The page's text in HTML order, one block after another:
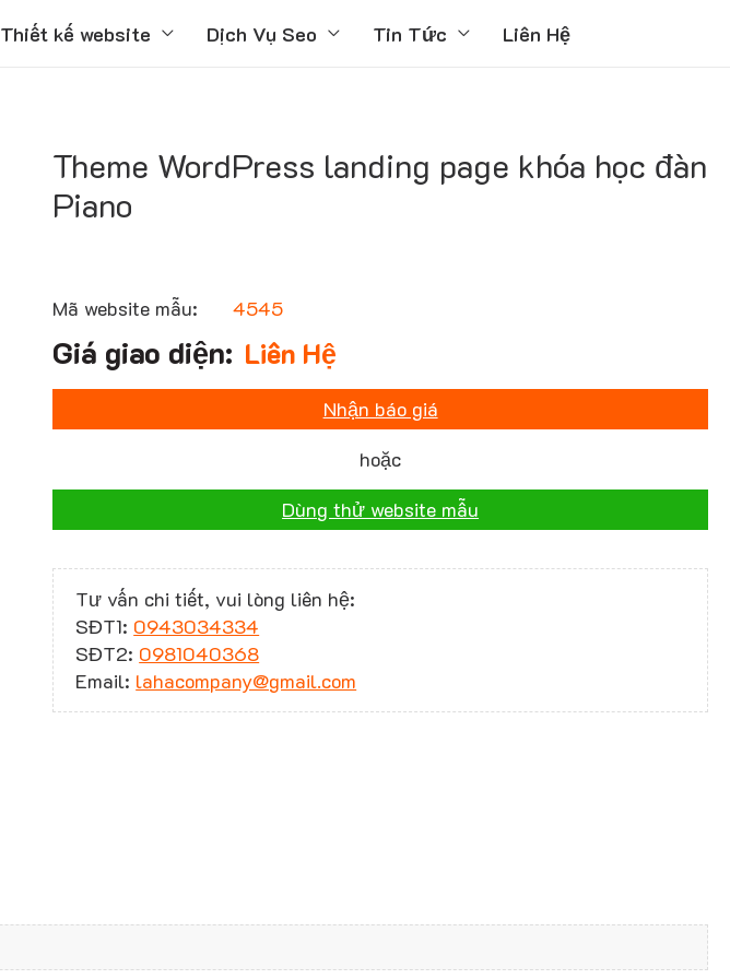
Thiết kế website Dịch Vụ Seo Tin Tức Liên Hệ
Theme WordPress landing page khóa học đàn
Piano
Mã website mẫu: 4545
Liên Hệ
Nhận báo giá
hoặc
Dùng thử website mẫu
Tư vấn chi tiết, vui lòng liên hệ:
SĐT1: 0943034334
SĐT2: 0981040368
Email: lahacompany@gmail.com